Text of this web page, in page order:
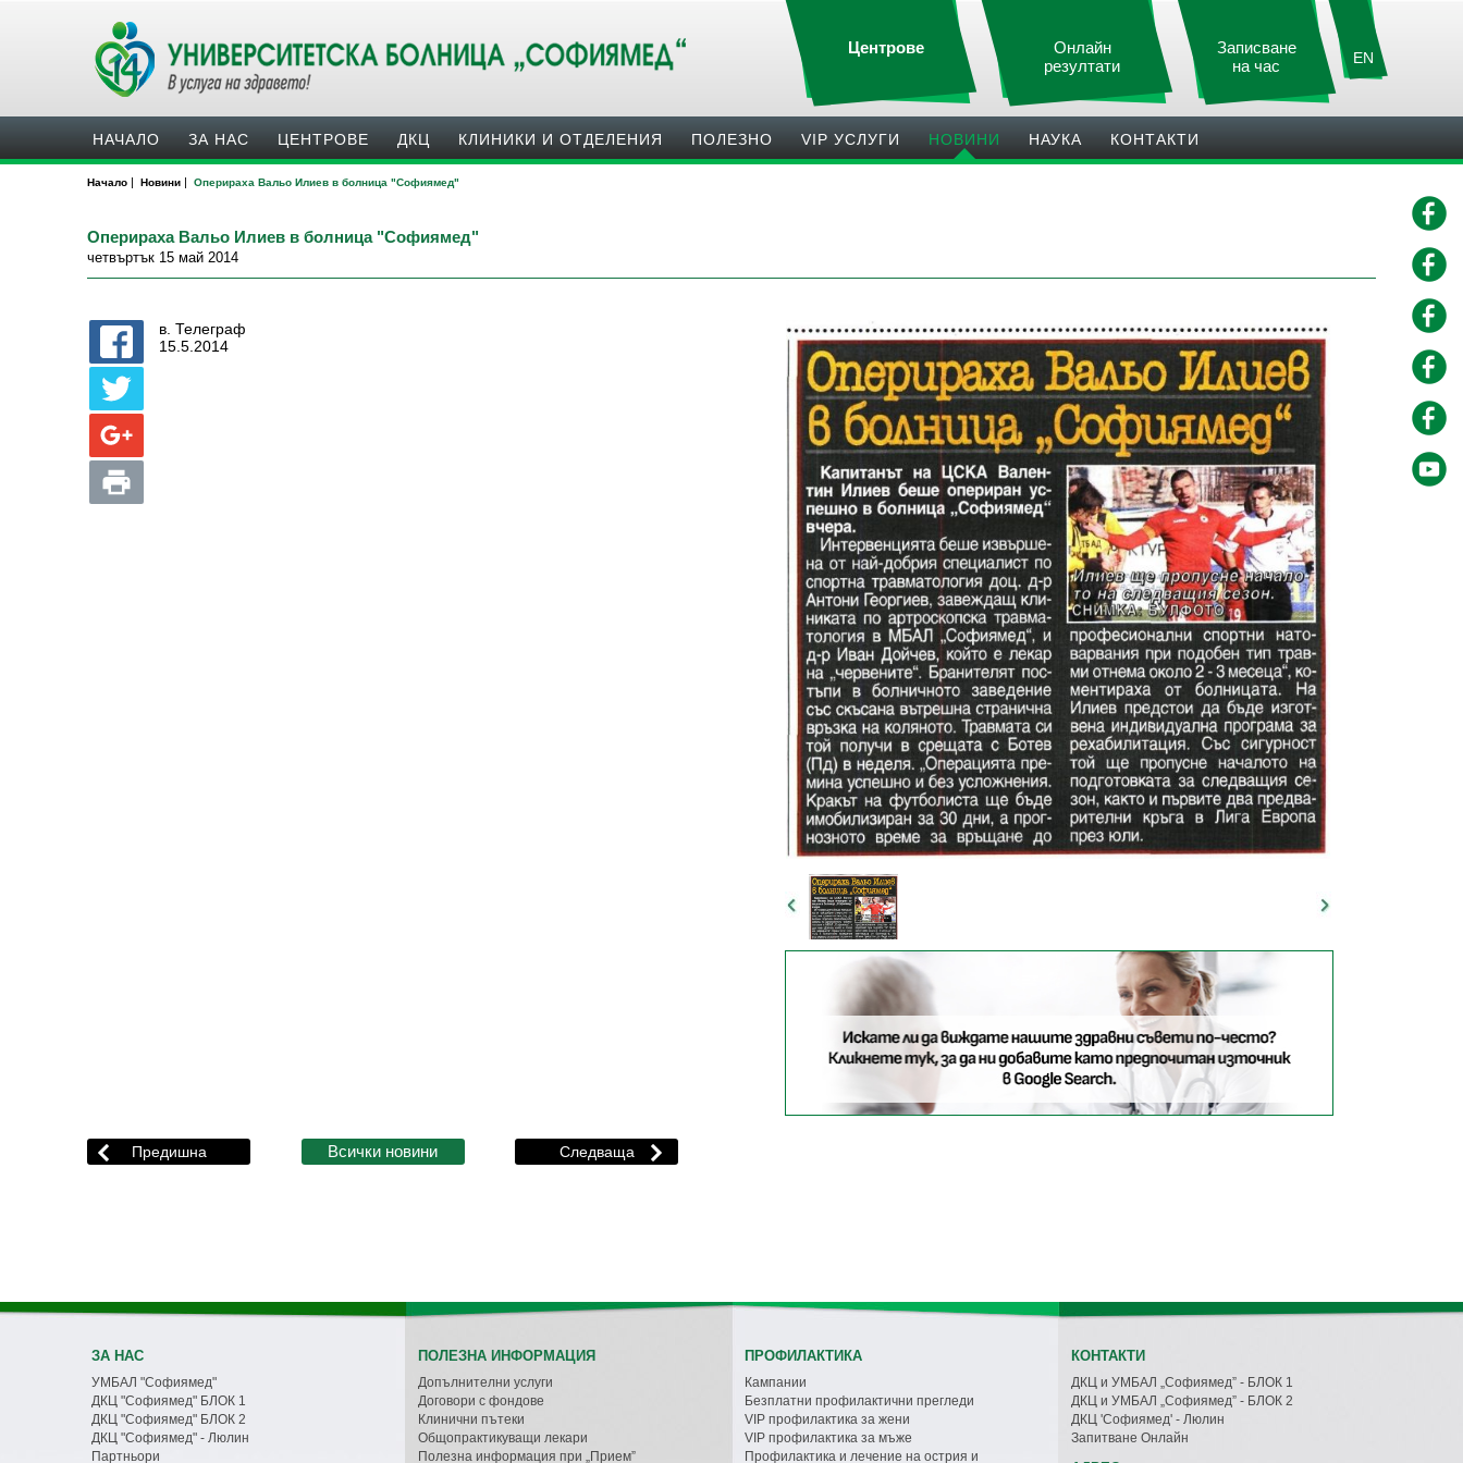
EN
Записване
на час
Онлайн
резултати
Центрове
НАЧАЛО ЗА НАС ЦЕНТРОВЕ ДКЦ КЛИНИКИ И ОТДЕЛЕНИЯ ПОЛЕЗНO VIP УСЛУГИ НОВИНИ НАУКА КОНТАКТИ
Начало | Новини | Оперираха Вальо Илиев в болница "Софиямед"
Оперираха Вальо Илиев в болница "Софиямед"
четвъртък 15 май 2014
в. Телеграф
15.5.2014
ЗА НАС
УМБАЛ "Софиямед"
ДКЦ "Софиямед" БЛОК 1
ДКЦ "Софиямед" БЛОК 2
ДКЦ "Софиямед" - Люлин
Партньори
ПОЛЕЗНА ИНФОРМАЦИЯ
Допълнителни услуги
Договори с фондове
Клинични пътеки
Общопрактикуващи лекари
Полезна информация при „Прием”
ПРОФИЛАКТИКА
Кампании
Безплатни профилактични прегледи
VIP профилактика за жени
VIP профилактика за мъже
Профилактика и лечение на острия и
КОНТАКТИ
ДКЦ и УМБАЛ „Софиямед” - БЛОК 1
ДКЦ и УМБАЛ „Софиямед” - БЛОК 2
ДКЦ 'Софиямед' - Люлин
Запитване Онлайн